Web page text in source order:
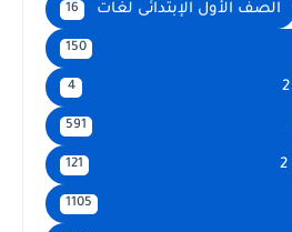
الصف الأول الإبتدائى لغات 16
150
4
591
121
1105